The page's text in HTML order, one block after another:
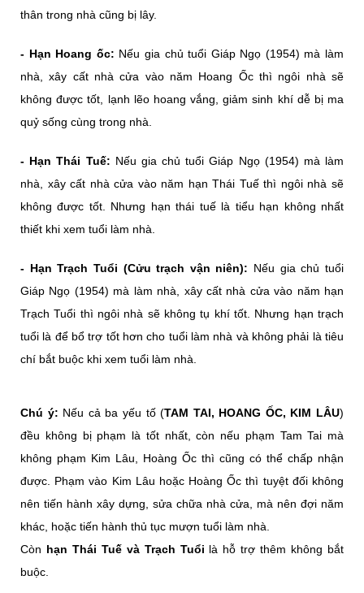
thân trong nhà cũng bị lây.
- Hạn Hoang ốc: Nếu gia chủ tuổi Giáp Ngọ (1954) mà làm
nhà, xây cất nhà cửa vào năm Hoang Ốc thì ngôi nhà sẽ
không được tốt, lạnh lẽo hoang vắng, giảm sinh khí dễ bị ma
quỷ sống cùng trong nhà.
- Hạn Thái Tuế: Nếu gia chủ tuổi Giáp Ngọ (1954) mà làm
nhà, xây cất nhà cửa vào năm hạn Thái Tuế thì ngôi nhà sẽ
không được tốt. Nhưng hạn thái tuế là tiểu hạn không nhất
thiết khi xem tuổi làm nhà.
- Hạn Trạch Tuổi (Cửu trạch vận niên): Nếu gia chủ tuổi
Giáp Ngọ (1954) mà làm nhà, xây cất nhà cửa vào năm hạn
Trạch Tuổi thì ngôi nhà sẽ không tụ khí tốt. Nhưng hạn trạch
tuổi là để bổ trợ tốt hơn cho tuổi làm nhà và không phải là tiêu
chí bắt buộc khi xem tuổi làm nhà.
Chú ý: Nếu cả ba yếu tố (TAM TAI, HOANG ỐC, KIM LÂU)
đều không bị phạm là tốt nhất, còn nếu phạm Tam Tai mà
không phạm Kim Lâu, Hoàng Ốc thì cũng có thể chấp nhận
được. Phạm vào Kim Lâu hoặc Hoàng Ốc thì tuyệt đối không
nên tiến hành xây dựng, sửa chữa nhà cửa, mà nên đợi năm
khác, hoặc tiến hành thủ tục mượn tuổi làm nhà.
Còn hạn Thái Tuế và Trạch Tuổi là hỗ trợ thêm không bắt
buộc.